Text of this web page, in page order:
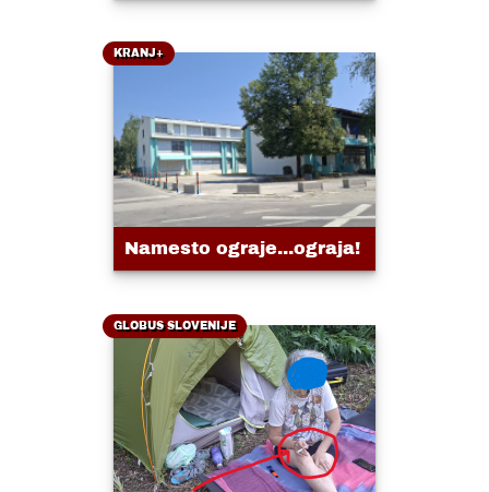
KRANJ+
Namesto ograje...ograja!
GLOBUS SLOVENIJE